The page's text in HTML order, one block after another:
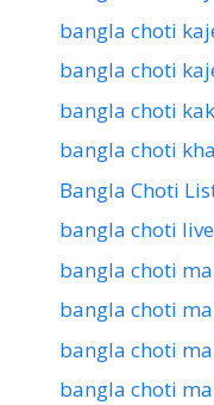
bangla choti
bangla choti
bangla choti
bangla choti
Bangla Choti
bangla choti live
bangla choti ma
bangla choti
bangla choti
bangla choti